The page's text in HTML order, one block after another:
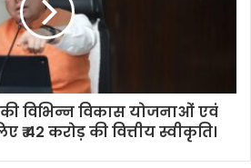
की विभिन्न विकास योजनाओं एवं
₹ 42 करोड़ की वित्तीय स्वीकृति।